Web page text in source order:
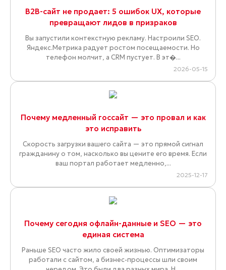
B2B-сайт не продает: 5 ошибок UX, которые
превращают лидов в призраков
Вы запустили контекстную рекламу. Настроили SEO.
Яндекс.Метрика радует ростом посещаемости. Но
телефон молчит, а CRM пустует. В эт�...
2026-05-15
Почему медленный госсайт — это провал и как
это исправить
Скорость загрузки вашего сайта — это прямой сигнал
гражданину о том, насколько вы цените его время. Если
ваш портал работает медленно,...
2025-12-17
Почему сегодня офлайн-данные и SEO — это
единая система
Раньше SEO часто жило своей жизнью. Оптимизаторы
работали с сайтом, а бизнес-процессы шли своим